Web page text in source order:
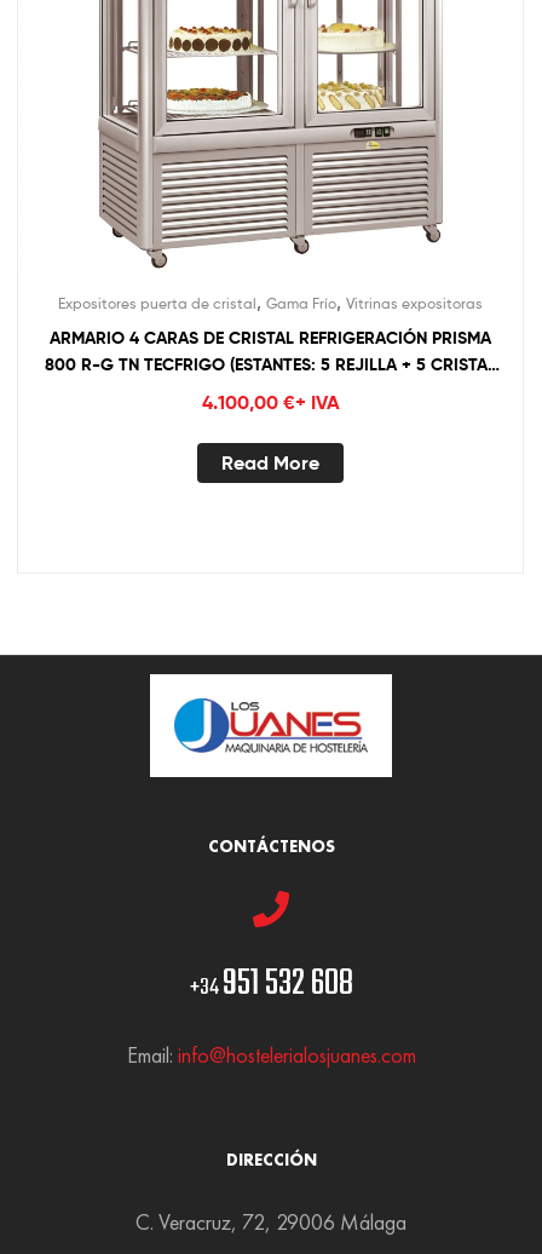
Expositores puerta de cristal, Gama Frío, Vitrinas expositoras
ARMARIO 4 CARAS DE CRISTAL REFRIGERACIÓN PRISMA
800 R-G TN TECFRIGO (ESTANTES: 5 REJILLA + 5 CRISTAL
GIRATORIO)
4.100,00 €+ IVA
Read More
CONTÁCTENOS
+34951 532 608
Email: info@hostelerialosjuanes.com
DIRECCIÓN
C. Veracruz, 72, 29006 Málaga